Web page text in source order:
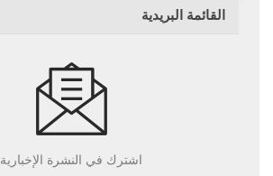
القائمة البريدية
اشترك في النشرة الإخبارية